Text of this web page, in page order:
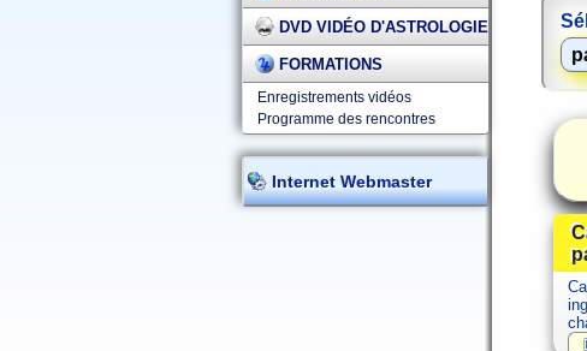
DVD VIDÉO D'ASTROLOGIE
FORMATIONS
Enregistrements vidéos
Programme des rencontres
Internet Webmaster